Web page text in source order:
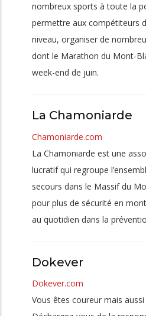
nombreux sports à toute la
permettre aux compétiteurs
niveau, organiser de
dont le Marathon du Mont-
week-end de juin.
La Chamoniarde
Chamoniarde.com
La Chamoniarde est une
lucratif qui regroupe
secours dans le Massif du
pour plus de sécurité en
au quotidien dans la
Dokever
Dokever.com
Vous êtes coureur mais